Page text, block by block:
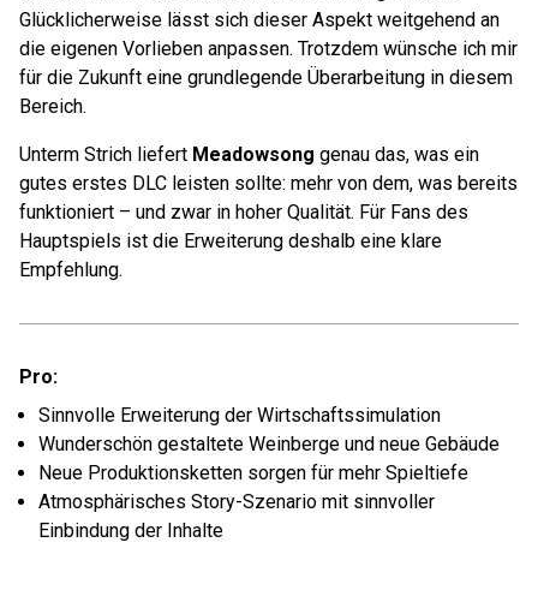
Glücklicherweise lässt sich dieser Aspekt weitgehend an
die eigenen Vorlieben anpassen. Trotzdem wünsche ich mir
für die Zukunft eine grundlegende Überarbeitung in diesem
Bereich.
Unterm Strich liefert Meadowsong genau das, was ein
gutes erstes DLC leisten sollte: mehr von dem, was bereits
funktioniert – und zwar in hoher Qualität. Für Fans des
Hauptspiels ist die Erweiterung deshalb eine klare
Empfehlung.
Pro:
Sinnvolle Erweiterung der Wirtschaftssimulation
Wunderschön gestaltete Weinberge und neue Gebäude
Neue Produktionsketten sorgen für mehr Spieltiefe
Atmosphärisches Story-Szenario mit sinnvoller
Einbindung der Inhalte